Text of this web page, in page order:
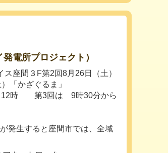
電所プロジェクト）
座間３F第2回8月26日（土）
「かざぐるま」
12時 第3回は 9時30分から
発生すると座間市では、全域